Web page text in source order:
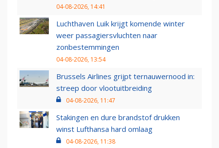
04-08-2026, 14:41
Luchthaven Luik krijgt komende winter
weer passagiersvluchten naar
zonbestemmingen
04-08-2026, 13:54
Brussels Airlines grijpt ternauwernood in:
streep door vlootuitbreiding
04-08-2026, 11:47
Stakingen en dure brandstof drukken
winst Lufthansa hard omlaag
04-08-2026, 11:38